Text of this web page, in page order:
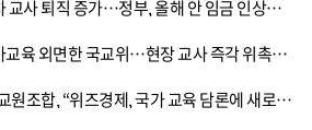
전국교원노조 “저연차 교사 퇴직 증가…정부, 올해 안 임금 인상해야”
유치원교사노조 “유아교육 외면한 국교위…현장 교사 즉각 위촉해야”
[창간 축사] 대한민국교원조합, “위즈경제, 국가 교육 담론에 새로운 지평 열어"